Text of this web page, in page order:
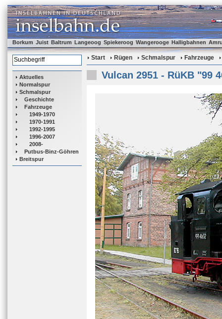
Borkum Juist Baltrum Langeoog Spiekeroog Wangerooge Halligbahnen
Aktuelles
Normalspur
Schmalspur
Geschichte
Fahrzeuge
1949-1970
1970-1991
1992-1995
1996-2007
2008-
Putbus-Binz-Göhren
Breitspur
Start Rügen Schmalspur Fahrzeuge
Vulcan 2951 - RüKB "99